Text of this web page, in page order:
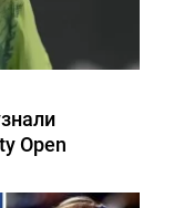
Open